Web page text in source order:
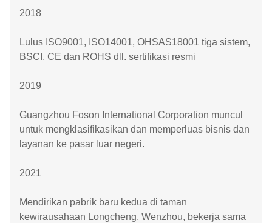
2018
Lulus ISO9001, ISO14001, OHSAS18001 tiga sistem,
BSCI, CE dan ROHS dll. sertifikasi resmi
2019
Guangzhou Foson International Corporation muncul
untuk mengklasifikasikan dan memperluas bisnis dan
layanan ke pasar luar negeri.
2021
Mendirikan pabrik baru kedua di taman
kewirausahaan Longcheng, Wenzhou, bekerja sama